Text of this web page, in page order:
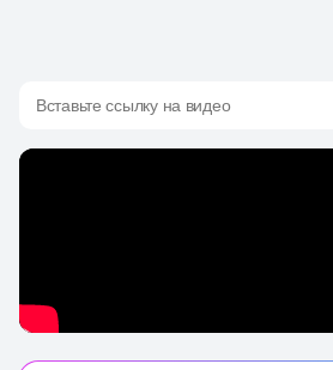
Вставьте ссылку на видео